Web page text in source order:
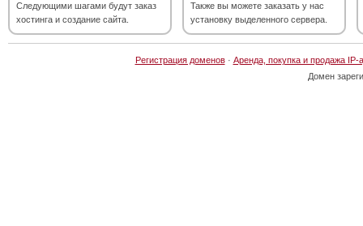
Следующими шагами будут заказ
хостинга и создание сайта.
Также вы можете заказать у нас
установку выделенного сервера.
Регистрация доменов· Аренда, покупка и продажа IP-
Домен